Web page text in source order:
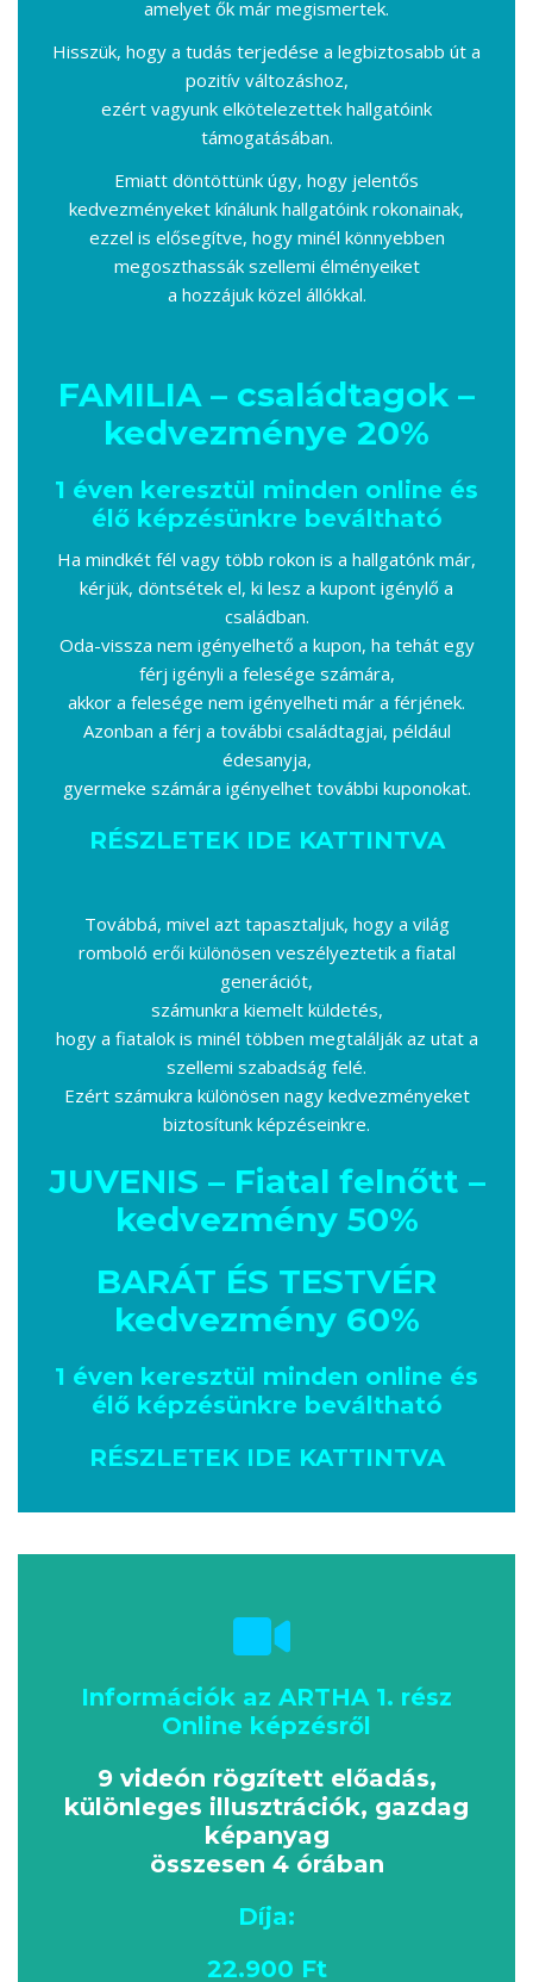
amelyet ők már megismertek.
Hisszük, hogy a tudás terjedése a legbiztosabb út a
pozitív változáshoz,
ezért vagyunk elkötelezettek hallgatóink
támogatásában.
Emiatt döntöttünk úgy, hogy jelentős
kedvezményeket kínálunk hallgatóink rokonainak,
ezzel is elősegítve, hogy minél könnyebben
megoszthassák szellemi élményeiket
a hozzájuk közel állókkal.
FAMILIA – családtagok –
kedvezménye 20%
1 éven keresztül minden online és
élő képzésünkre beváltható
Ha mindkét fél vagy több rokon is a hallgatónk már,
kérjük, döntsétek el, ki lesz a kupont igénylő a
családban.
Oda-vissza nem igényelhető a kupon, ha tehát egy
férj igényli a felesége számára,
akkor a felesége nem igényelheti már a férjének.
Azonban a férj a további családtagjai, például
édesanyja,
gyermeke számára igényelhet további kuponokat.
RÉSZLETEK IDE KATTINTVA
Továbbá, mivel azt tapasztaljuk, hogy a világ
romboló erői különösen veszélyeztetik a fiatal
generációt,
számunkra kiemelt küldetés,
hogy a fiatalok is minél többen megtalálják az utat a
szellemi szabadság felé.
Ezért számukra különösen nagy kedvezményeket
biztosítunk képzéseinkre.
JUVENIS – Fiatal felnőtt –
kedvezmény 50%
BARÁT ÉS TESTVÉR
kedvezmény 60%
1 éven keresztül minden online és
élő képzésünkre beváltható
RÉSZLETEK IDE KATTINTVA
Információk az ARTHA 1. rész
Online képzésről
9 videón rögzített előadás,
különleges illusztrációk, gazdag
képanyag
összesen 4 órában
Díja:
22.900 Ft